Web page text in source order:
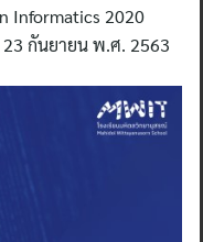
Informatics 2020
กันยายน พ.ศ. 2563